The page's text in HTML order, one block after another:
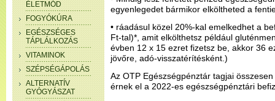
ÉLETMÓD
FOGYÓKÚRA
EGÉSZSÉGES
TÁPLÁLKOZÁS
VITAMINOK
SZÉPSÉGÁPOLÁS
ALTERNATÍV
GYÓGYÁSZAT
egyenlegedet bármikor elköltheted a
• ráadásul közel 20%-kal emelkedhet a
Ft-tal)*, amit elkölthetsz például
évben 12 x 15 ezret fizetsz be, akkor 36
jövőre, adó-visszatérítésként.)
Az OTP Egészségpénztár tagjai
érnek el a 2022-es egészségpénztári